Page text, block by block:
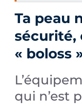
Ta peau
sécurité,
« boloss
qui n’est